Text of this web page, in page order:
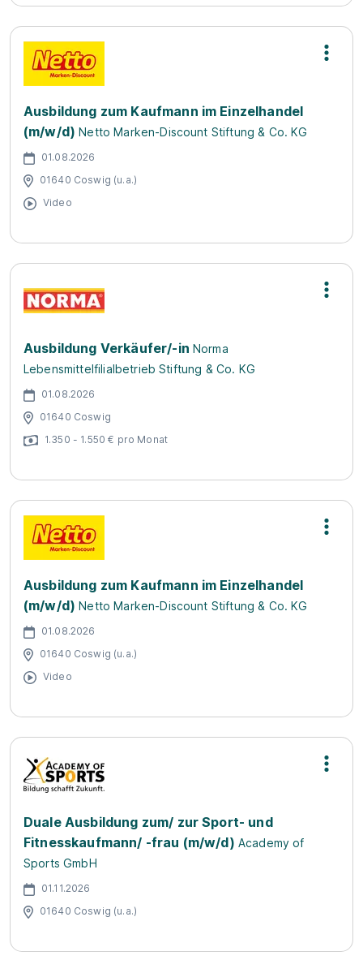
Ausbildung zum Kaufmann im Einzelhandel
(m/w/d) Netto Marken-Discount Stiftung & Co. KG
01.08.2026
01640 Coswig (u.a.)
Video
Ausbildung Verkäufer/-in Norma
Lebensmittelfilialbetrieb Stiftung & Co. KG
01.08.2026
01640 Coswig
1.350 - 1.550 € pro Monat
Ausbildung zum Kaufmann im Einzelhandel
(m/w/d) Netto Marken-Discount Stiftung & Co. KG
01.08.2026
01640 Coswig (u.a.)
Video
Duale Ausbildung zum/ zur Sport- und
Fitnesskaufmann/ -frau (m/w/d) Academy of
Sports GmbH
01.11.2026
01640 Coswig (u.a.)